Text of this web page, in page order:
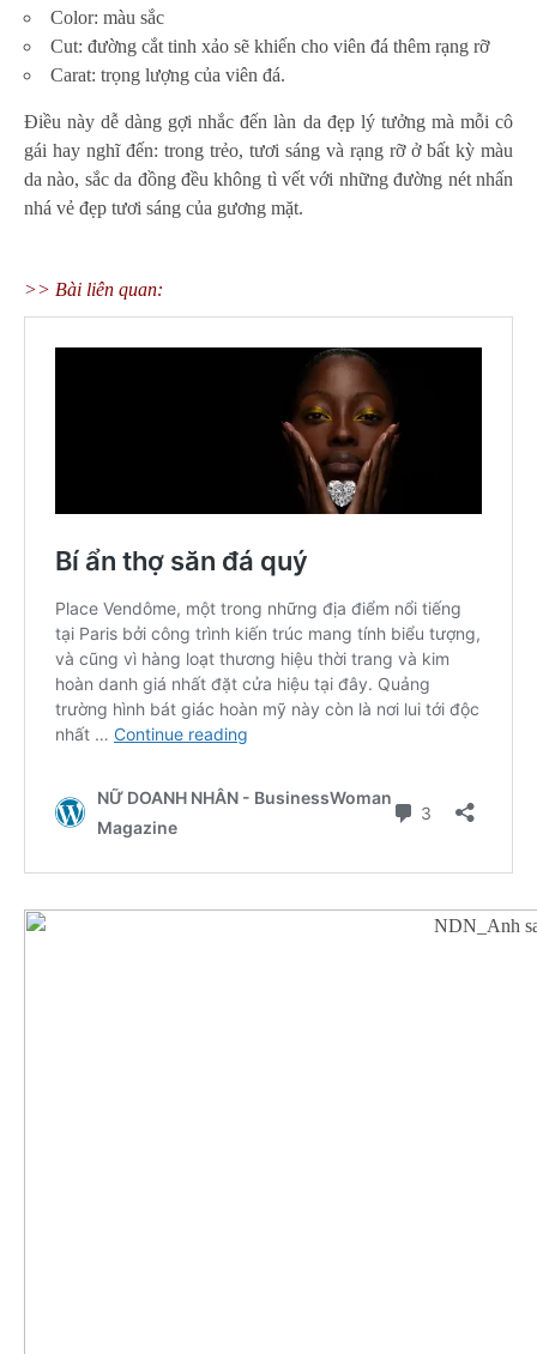
Color: màu sắc
Cut: đường cắt tinh xảo sẽ khiến cho viên đá thêm rạng rỡ
Carat: trọng lượng của viên đá.
Điều này dễ dàng gợi nhắc đến làn da đẹp lý tưởng mà mỗi cô
gái hay nghĩ đến: trong trẻo, tươi sáng và rạng rỡ ở bất kỳ màu
da nào, sắc da đồng đều không tì vết với những đường nét nhấn
nhá vẻ đẹp tươi sáng của gương mặt.
>> Bài liên quan: